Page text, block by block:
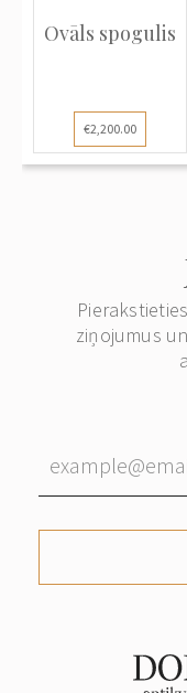
Ovāls spogulis
€2,200.00
ziņojumus